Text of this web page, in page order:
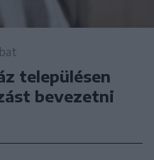
településen
bevezetni